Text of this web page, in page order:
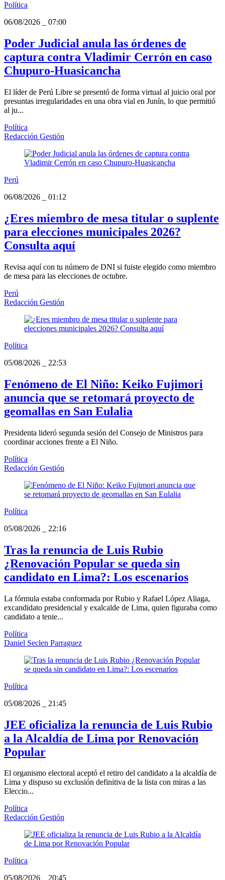
Política
06/08/2026
07:00
Poder Judicial anula las órdenes de
captura contra Vladimir Cerrón en caso
Chupuro-Huasicancha
El líder de Perú Libre se presentó de forma virtual al juicio oral por
presuntas irregularidades en una obra vial en Junín, lo que permitió
al ju...
Política
Redacción Gestión
Perú
06/08/2026
01:12
¿Eres miembro de mesa titular o suplente
para elecciones municipales 2026?
Consulta aquí
Revisa aquí con tu número de DNI si fuiste elegido como miembro
de mesa para las elecciones de octubre.
Perú
Redacción Gestión
Política
05/08/2026
22:53
Fenómeno de El Niño: Keiko Fujimori
anuncia que se retomará proyecto de
geomallas en San Eulalia
Presidenta lideró segunda sesión del Consejo de Ministros para
coordinar acciones frente a El Niño.
Política
Redacción Gestión
Política
05/08/2026
22:16
Tras la renuncia de Luis Rubio
¿Renovación Popular se queda sin
candidato en Lima?: Los escenarios
La fórmula estaba conformada por Rubio y Rafael López Aliaga,
excandidato presidencial y exalcalde de Lima, quien figuraba como
candidato a tenie...
Política
Daniel Seclen Parraguez
Política
05/08/2026
21:45
JEE oficializa la renuncia de Luis Rubio
a la Alcaldía de Lima por Renovación
Popular
El organismo electoral aceptó el retiro del candidato a la alcaldía de
Lima y dispuso su exclusión definitiva de la lista con miras a las
Eleccio...
Política
Redacción Gestión
Política
05/08/2026
20:45